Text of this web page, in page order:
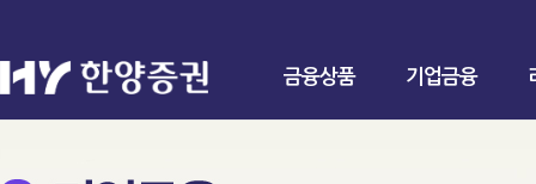
금융상품 기업금융